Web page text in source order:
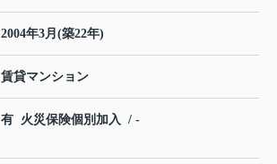
2004年3月(築22年)
賃貸マンション
有 火災保険個別加入 / -